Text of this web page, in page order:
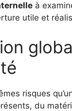
à
utile et
risques
du